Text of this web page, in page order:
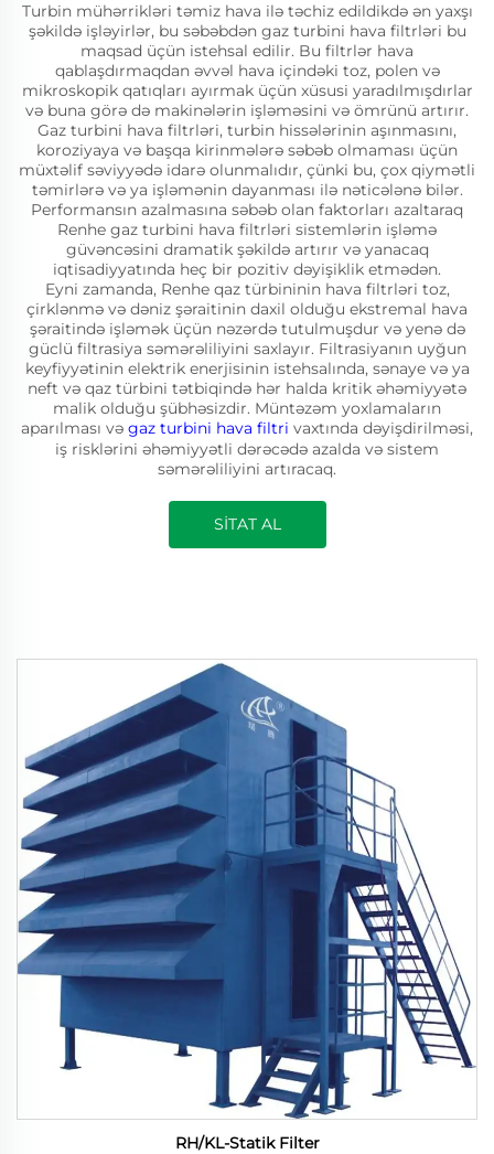
Turbin mühərrikləri təmiz hava ilə təchiz edildikdə ən yaxşı
şəkildə işləyirlər, bu səbəbdən gaz turbini hava filtrləri bu
maqsad üçün istehsal edilir. Bu filtrlər hava
qablaşdırmaqdan əvvəl hava içindəki toz, polen və
mikroskopik qatıqları ayırmak üçün xüsusi yaradılmışdırlar
və buna görə də makinələrin işləməsini və ömrünü artırır.
Gaz turbini hava filtrləri, turbin hissələrinin aşınmasını,
koroziyaya və başqa kirinmələrə səbəb olmaması üçün
müxtəlif səviyyədə idarə olunmalıdır, çünki bu, çox qiymətli
təmirlərə və ya işləmənin dayanması ilə nəticələnə bilər.
Performansın azalmasına səbəb olan faktorları azaltaraq
Renhe gaz turbini hava filtrləri sistemlərin işləmə
güvəncəsini dramatik şəkildə artırır və yanacaq
iqtisadiyyatında heç bir pozitiv dəyişiklik etmədən.
Eyni zamanda, Renhe qaz türbininin hava filtrləri toz,
çirklənmə və dəniz şəraitinin daxil olduğu ekstremal hava
şəraitində işləmək üçün nəzərdə tutulmuşdur və yenə də
güclü filtrasiya səmərəliliyini saxlayır. Filtrasiyanın uyğun
keyfiyyətinin elektrik enerjisinin istehsalında, sənaye və ya
neft və qaz türbini tətbiqində hər halda kritik əhəmiyyətə
malik olduğu şübhəsizdir. Müntəzəm yoxlamaların
aparılması və gaz turbini hava filtri vaxtında dəyişdirilməsi,
iş risklərini əhəmiyyətli dərəcədə azalda və sistem
səmərəliliyini artıracaq.
SİTAT AL
RH/KL-Statik Filter